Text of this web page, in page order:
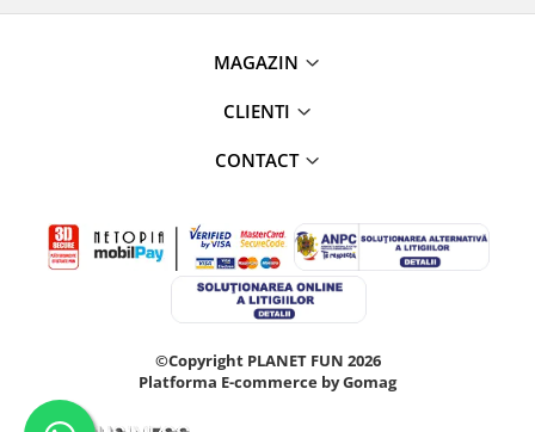
MAGAZIN
CLIENTI
CONTACT
©Copyright PLANET FUN 2026
Platforma E-commerce by Gomag